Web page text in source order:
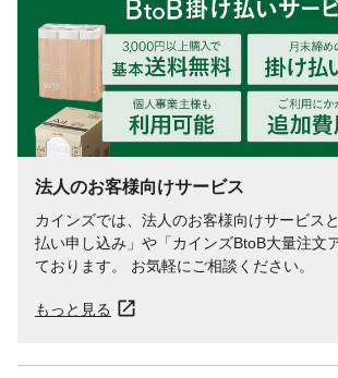
法人のお客様向けサービス
カインズでは、法人のお客様向けサービス
払い申し込み」や「カインズBtoB大量注文
ております。 お気軽にご相談ください。
もっと見る